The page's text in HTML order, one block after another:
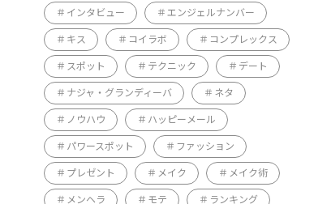
インタビュー エンジェルナンバー
キス コイラボ コンプレックス
スポット テクニック デート
ナジャ・グランディーバ ネタ
ノウハウ ハッピーメール
パワースポット ファッション
プレゼント メイク メイク術
メンヘラ モテ ランキング